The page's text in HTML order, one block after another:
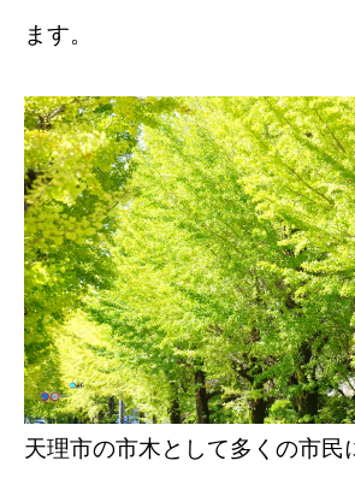
ます。
天理市の市木として多くの市民